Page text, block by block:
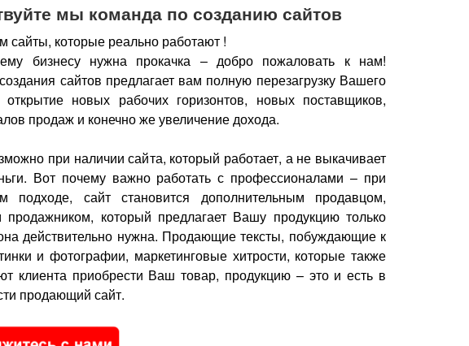
мы команда по созданию сайтов
сайты, которые реально работают !
бизнесу нужна прокачка – добро пожаловать к нам!
сайтов предлагает вам полную перезагрузку Вашего
новых рабочих горизонтов, новых поставщиков,
продаж и конечно же увеличение дохода.
при наличии сайта, который работает, а не выкачивает
Вот почему важно работать с профессионалами – при
подходе, сайт становится дополнительным продавцом,
продажником, который предлагает Вашу продукцию только
действительно нужна. Продающие тексты, побуждающие к
и фотографии, маркетинговые хитрости, которые также
клиента приобрести Ваш товар, продукцию – это и есть в
продающий сайт.